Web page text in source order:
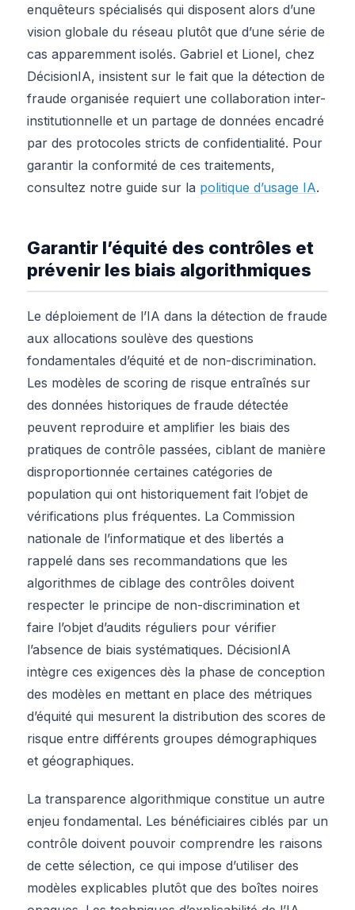
enquêteurs spécialisés qui disposent alors d’une
vision globale du réseau plutôt que d’une série de
cas apparemment isolés. Gabriel et Lionel, chez
DécisionIA, insistent sur le fait que la détection de
fraude organisée requiert une collaboration inter-
institutionnelle et un partage de données encadré
par des protocoles stricts de confidentialité. Pour
garantir la conformité de ces traitements,
consultez notre guide sur la politique d’usage IA.
Garantir l’équité des contrôles et
prévenir les biais algorithmiques
Le déploiement de l’IA dans la détection de fraude
aux allocations soulève des questions
fondamentales d’équité et de non-discrimination.
Les modèles de scoring de risque entraînés sur
des données historiques de fraude détectée
peuvent reproduire et amplifier les biais des
pratiques de contrôle passées, ciblant de manière
disproportionnée certaines catégories de
population qui ont historiquement fait l’objet de
vérifications plus fréquentes. La Commission
nationale de l’informatique et des libertés a
rappelé dans ses recommandations que les
algorithmes de ciblage des contrôles doivent
respecter le principe de non-discrimination et
faire l’objet d’audits réguliers pour vérifier
l’absence de biais systématiques. DécisionIA
intègre ces exigences dès la phase de conception
des modèles en mettant en place des métriques
d’équité qui mesurent la distribution des scores de
risque entre différents groupes démographiques
et géographiques.
La transparence algorithmique constitue un autre
enjeu fondamental. Les bénéficiaires ciblés par un
contrôle doivent pouvoir comprendre les raisons
de cette sélection, ce qui impose d’utiliser des
modèles explicables plutôt que des boîtes noires